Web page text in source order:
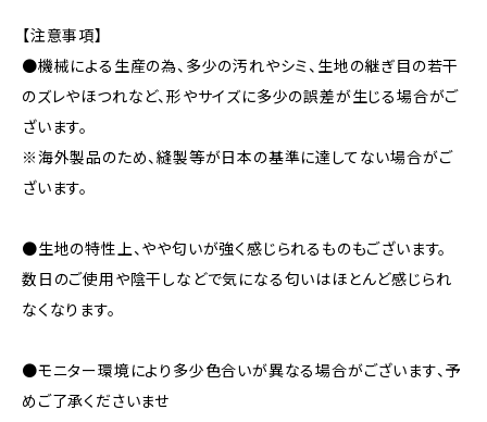
【注意事項】
●機械による生産の為、多少の汚れやシミ、生地の継ぎ目の若干
のズレやほつれなど、形やサイズに多少の誤差が生じる場合がご
ざいます。
※海外製品のため、縫製等が日本の基準に達してない場合がご
ざいます。
●生地の特性上、やや匂いが強く感じられるものもございます。
数日のご使用や陰干しなどで気になる匂いはほとんど感じられ
なくなります。
●モニター環境により多少色合いが異なる場合がございます、予
めご了承くださいませ